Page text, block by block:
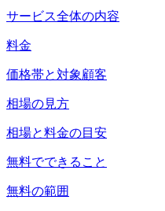
サービス全体の内容
料金
価格帯と対象顧客
相場の見方
相場と料金の目安
無料でできること
無料の範囲